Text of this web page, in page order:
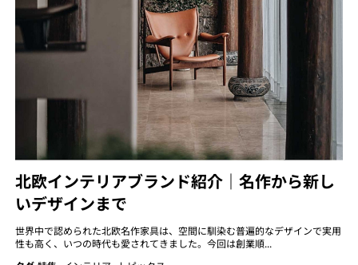
北欧インテリアブランド紹介｜名作から新し
いデザインまで
世界中で認められた北欧名作家具は、空間に馴染む普遍的なデザインで実用
性も高く、いつの時代も愛されてきました。今回は創業順...